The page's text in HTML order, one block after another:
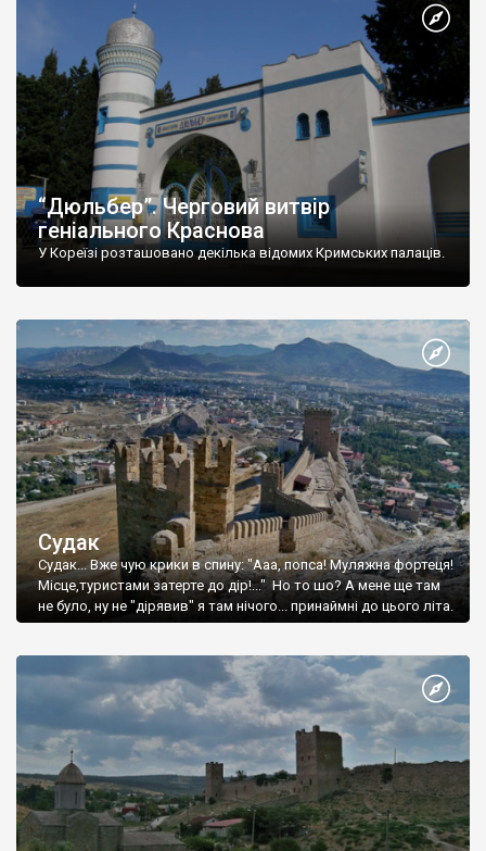
“Дюльбер”. Черговий витвір
геніального Краснова
У Кореїзі розташовано декілька відомих Кримських палаців.
Судак
Судак... Вже чую крики в спину: "Ааа, попса! Муляжна фортеця!
Місце,туристами затерте до дір!..." Но то шо? А мене ще там
не було, ну не "дірявив" я там нічого... принаймні до цього літа.